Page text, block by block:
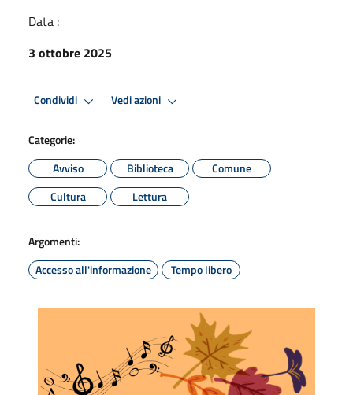
Data :
3 ottobre 2025
Condividi Vedi azioni
Categorie:
Avviso
Biblioteca
Comune
Cultura
Lettura
Argomenti:
Accesso all'informazione
Tempo libero